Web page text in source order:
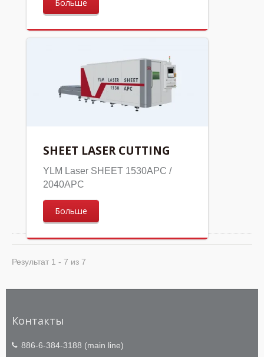
Больше
SHEET LASER CUTTING
YLM Laser SHEET 1530APC /
2040APC
Больше
Результат 1 - 7 из 7
Контакты
886-6-384-3188 (main line)